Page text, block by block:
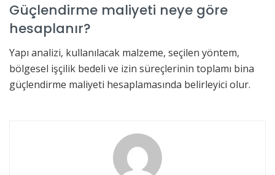
Güçlendirme maliyeti neye göre
hesaplanır?
Yapı analizi, kullanılacak malzeme, seçilen yöntem,
bölgesel işçilik bedeli ve izin süreçlerinin toplamı bina
güçlendirme maliyeti hesaplamasında belirleyici olur.